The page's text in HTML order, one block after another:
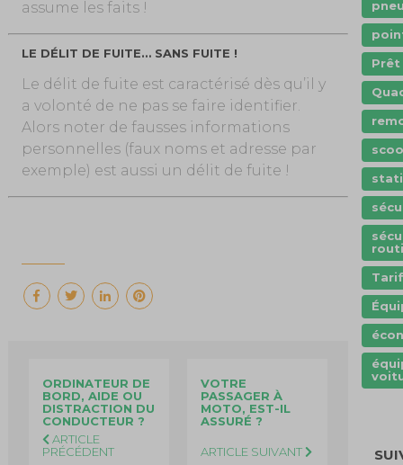
assume les faits !
LE DÉLIT DE FUITE… SANS FUITE !
Le délit de fuite est caractérisé dès qu’il y
a volonté de ne pas se faire identifier.
Alors noter de fausses informations
personnelles (faux noms et adresse par
exemple) est aussi un délit de fuite !
ORDINATEUR DE
BORD, AIDE OU
DISTRACTION DU
CONDUCTEUR ?
ARTICLE
PRÉCÉDENT
VOTRE
PASSAGER À
MOTO, EST-IL
ASSURÉ ?
ARTICLE SUIVANT
Prêt